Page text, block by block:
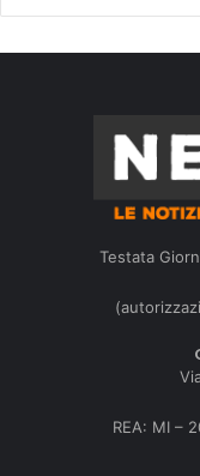
Testata
REA: MI –